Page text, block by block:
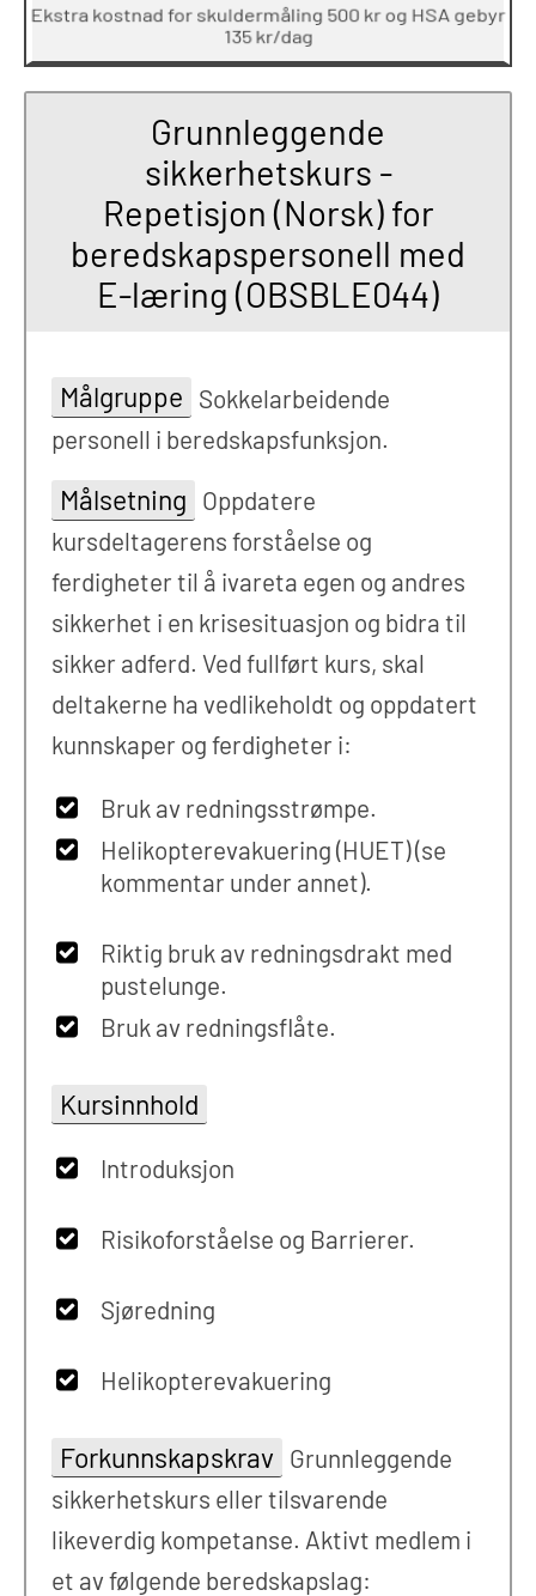
Ekstra kostnad for skuldermåling 500 kr og HSA gebyr
135 kr/dag
Grunnleggende
sikkerhetskurs -
Repetisjon (Norsk) for
beredskapspersonell med
E-læring (OBSBLE044)
Målgruppe Sokkelarbeidende
personell i beredskapsfunksjon.
Målsetning Oppdatere
kursdeltagerens forståelse og
ferdigheter til å ivareta egen og andres
sikkerhet i en krisesituasjon og bidra til
sikker adferd. Ved fullført kurs, skal
deltakerne ha vedlikeholdt og oppdatert
kunnskaper og ferdigheter i:
Bruk av redningsstrømpe.
Helikopterevakuering (HUET) (se
kommentar under annet).
Riktig bruk av redningsdrakt med
pustelunge.
Bruk av redningsflåte.
Kursinnhold
Introduksjon
Risikoforståelse og Barrierer.
Sjøredning
Helikopterevakuering
Forkunnskapskrav Grunnleggende
sikkerhetskurs eller tilsvarende
likeverdig kompetanse. Aktivt medlem i
et av følgende beredskapslag: